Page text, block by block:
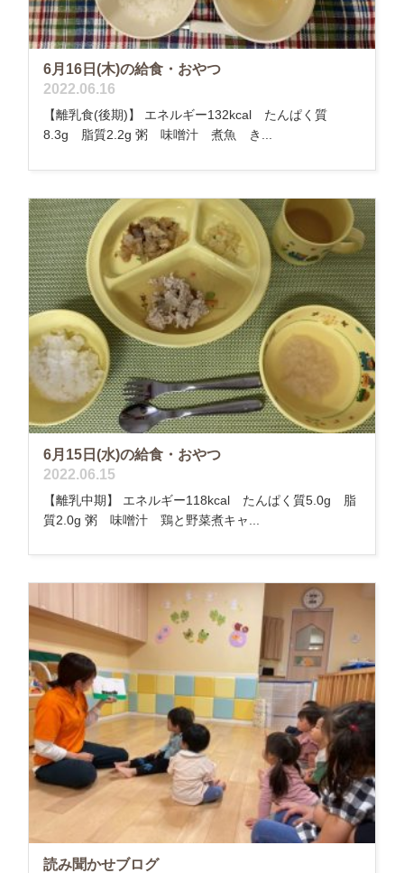
6月16日(木)の給食・おやつ
2022.06.16
【離乳食(後期)】 エネルギー132kcal たんぱく質
8.3g 脂質2.2g 粥 味噌汁 煮魚 き...
6月15日(水)の給食・おやつ
2022.06.15
【離乳中期】 エネルギー118kcal たんぱく質5.0g 脂
質2.0g 粥 味噌汁 鶏と野菜煮キャ...
読み聞かせブログ